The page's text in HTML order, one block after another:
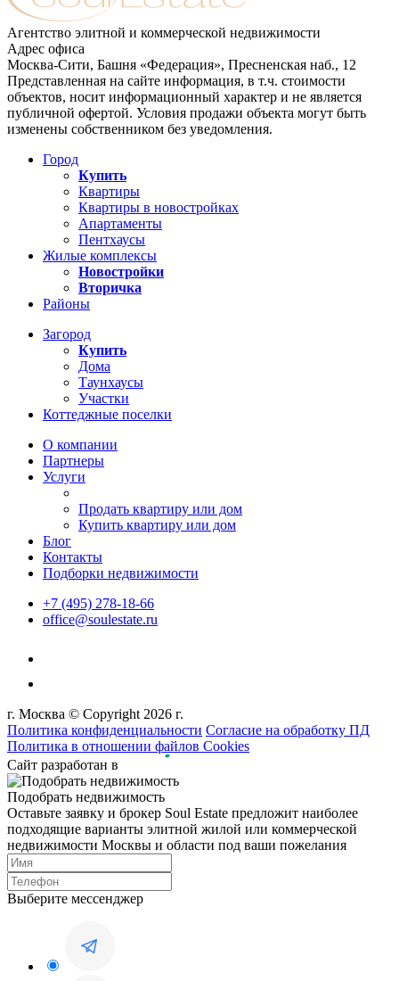
Агентство элитной и коммерческой недвижимости
Адрес офиса
Москва-Сити, Башня «Федерация», Пресненская наб., 12
Представленная на сайте информация, в т.ч. стоимости
объектов, носит информационный характер и не является
публичной офертой. Условия продажи объекта могут быть
изменены собственником без уведомления.
Город
Купить
Квартиры
Квартиры в новостройках
Апартаменты
Пентхаусы
Жилые комплексы
Новостройки
Вторичка
Районы
Загород
Купить
Дома
Таунхаусы
Участки
Коттеджные поселки
О компании
Партнеры
Услуги
Продать квартиру или дом
Купить квартиру или дом
Блог
Контакты
Подборки недвижимости
+7 (495) 278-18-66
office@soulestate.ru
г. Москва © Copyright 2026 г.
Политика конфиденциальности Согласие на обработку ПД
Политика в отношении файлов Cookies
Сайт разработан в
Подобрать недвижимость
Оставьте заявку и брокер Soul Estate предложит наиболее
подходящие варианты элитной жилой или коммерческой
недвижимости Москвы и области под ваши пожелания
Выберите мессенджер